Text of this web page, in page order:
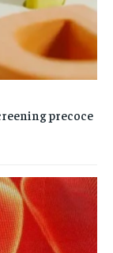
precoce